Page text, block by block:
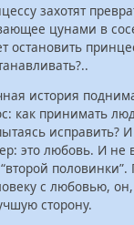
захотят
цунами в
остановить
история
как принимать
исправить?
это любовь. И не
половинки”.
с любовью,
сторону.